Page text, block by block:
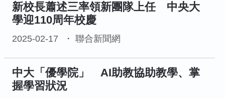
新校長蕭述三率領新團隊上任 中央大
學迎110周年校慶
2025-02-17 聯合新聞網
中大「優學院」 AI助教協助教學、掌
握學習狀況